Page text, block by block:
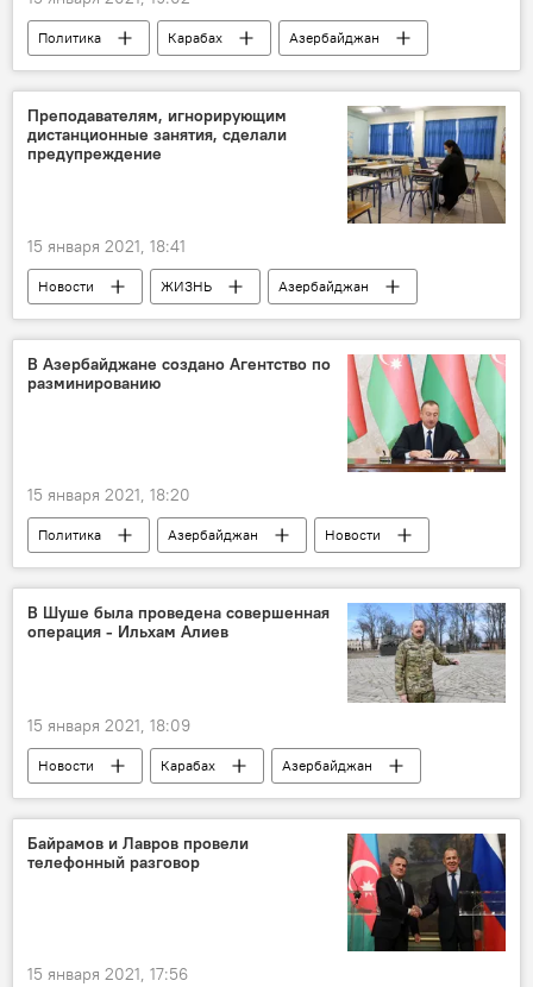
Политика Карабах
Азербайджан
Новости
ЖИЗНЬ Шуша
Преподавателям, игнорирующим
дистанционные занятия, сделали
предупреждение
15 января 2021, 18:41
Новости ЖИЗНЬ
Азербайджан
преподаватели
В Азербайджане создано Агентство по
разминированию
15 января 2021, 18:20
Политика Азербайджан
Новости
Агентство
Разминирование
В Шуше была проведена совершенная
операция - Ильхам Алиев
15 января 2021, 18:09
Новости Карабах
Азербайджан
Шуша
Освобождение
Байрамов и Лавров провели
телефонный разговор
15 января 2021, 17:56